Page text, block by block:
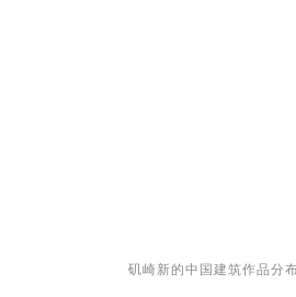
矶崎新的中国建筑作品分